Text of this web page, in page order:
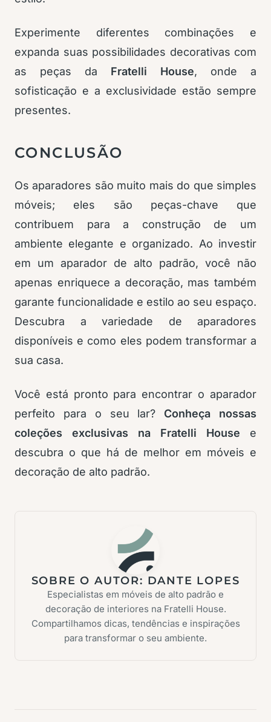
Experimente diferentes combinações e
expanda suas possibilidades decorativas com
as peças da Fratelli House, onde a
sofisticação e a exclusividade estão sempre
presentes.
CONCLUSÃO
Os aparadores são muito mais do que simples
móveis; eles são peças-chave que
contribuem para a construção de um
ambiente elegante e organizado. Ao investir
em um aparador de alto padrão, você não
apenas enriquece a decoração, mas também
garante funcionalidade e estilo ao seu espaço.
Descubra a variedade de aparadores
disponíveis e como eles podem transformar a
sua casa.
Você está pronto para encontrar o aparador
perfeito para o seu lar? Conheça nossas
coleções exclusivas na Fratelli House e
descubra o que há de melhor em móveis e
decoração de alto padrão.
SOBRE O AUTOR: DANTE LOPES
Especialistas em móveis de alto padrão e
decoração de interiores na Fratelli House.
Compartilhamos dicas, tendências e inspirações
para transformar o seu ambiente.